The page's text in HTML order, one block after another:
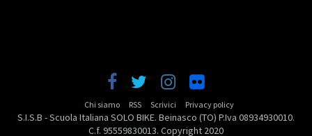
Chi siamo RSS Scrivici Privacy policy
S.I.S.B - Scuola Italiana SOLO BIKE. Beinasco (TO) P.Iva 08934930010.
C.f. 95559830013. Copyright 2020